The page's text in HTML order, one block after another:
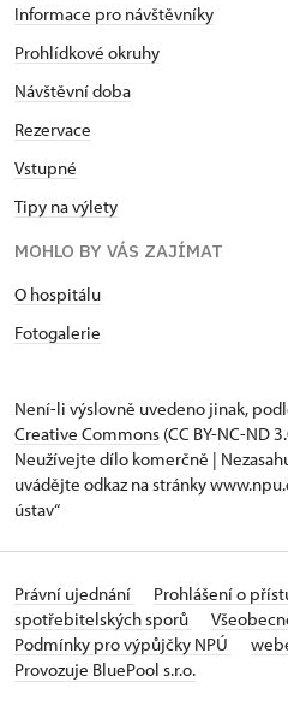
Informace pro návštěvníky
Prohlídkové okruhy
Návštěvní doba
Rezervace
Vstupné
Tipy na výlety
MOHLO BY VÁS ZAJÍMAT
O hospitálu
Fotogalerie
Není-li výslovně uvedeno jinak,
Creative Commons (CC BY-NC-ND
Neužívejte dílo komerčně |
uvádějte odkaz na stránky
ústav“
Právní ujednání Prohlášení o
spotřebitelských sporů
Podmínky pro výpůjčky NPÚ
Provozuje BluePool s.r.o.